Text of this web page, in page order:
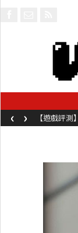
【遊戲評
手低表現未
‹ ›